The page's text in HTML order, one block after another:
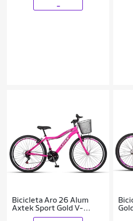
Bicicleta Aro 26 Alum
Axtek Sport Gold V-
Brake Mtb 21V Feminina